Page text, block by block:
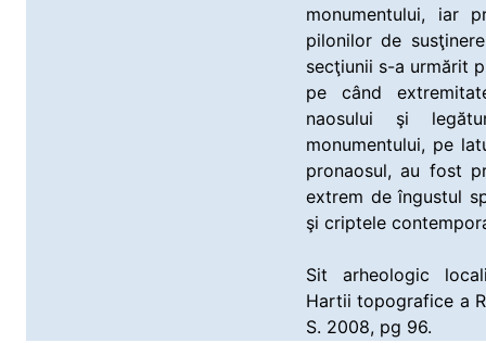
monumentului, iar
pilonilor de
secţiunii s-a urmărit
pe când
naosului şi
monumentului, pe
pronaosul, au fost
extrem de îngustul
şi criptele
Sit arheologic
Hartii topografice a
S. 2008, pg 96.